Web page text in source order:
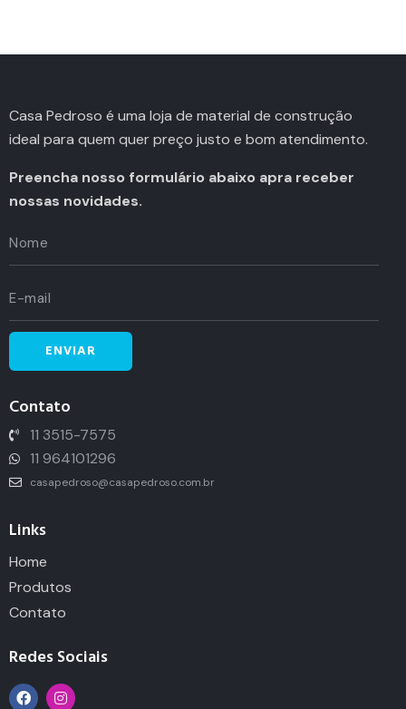
Casa Pedroso é uma loja de material de construção
ideal para quem quer preço justo e bom atendimento.
Preencha nosso formulário abaixo apra receber
nossas novidades.
Contato
11 3515-7575
11 964101296
casapedroso@casapedroso.com.br
Links
Home
Produtos
Contato
Redes Sociais